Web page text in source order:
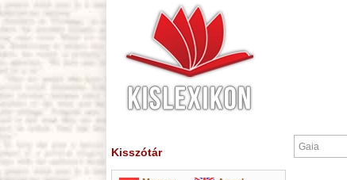
Kisszótár